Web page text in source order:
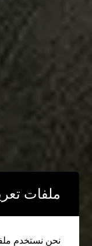
ملفات
نحن نستخدم